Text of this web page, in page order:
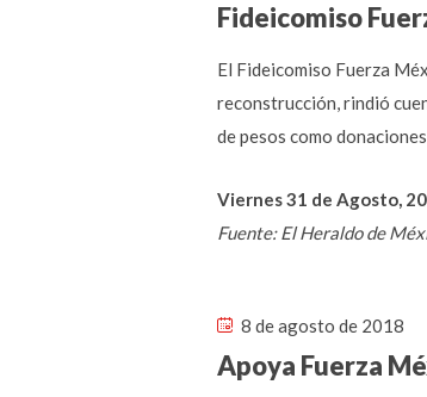
Fideicomiso
El Fideicomiso Fuerza
reconstrucción, rindió
de pesos como
Viernes 31 de Agosto,
Fuente: El Heraldo de
8 de agosto de 2018
Apoya Fuerza